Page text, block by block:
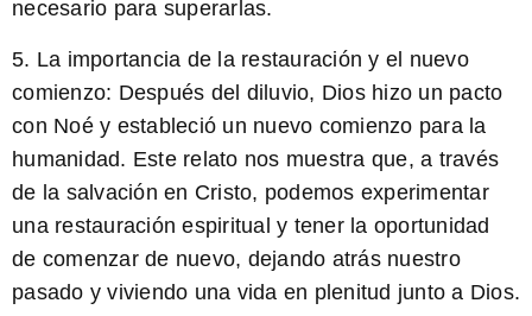
necesario para superarlas.
5. La importancia de la restauración y el nuevo
comienzo: Después del diluvio, Dios hizo un pacto
con Noé y estableció un nuevo comienzo para la
humanidad. Este relato nos muestra que, a través
de la salvación en Cristo, podemos experimentar
una restauración espiritual y tener la oportunidad
de comenzar de nuevo, dejando atrás nuestro
pasado y viviendo una vida en plenitud junto a Dios.